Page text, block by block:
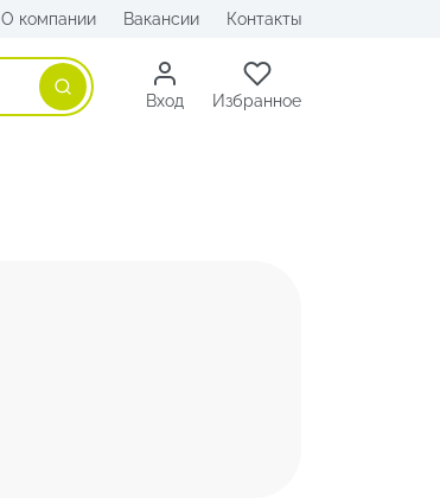
О компании Вакансии Контакты
Поиск
Вход Избранное